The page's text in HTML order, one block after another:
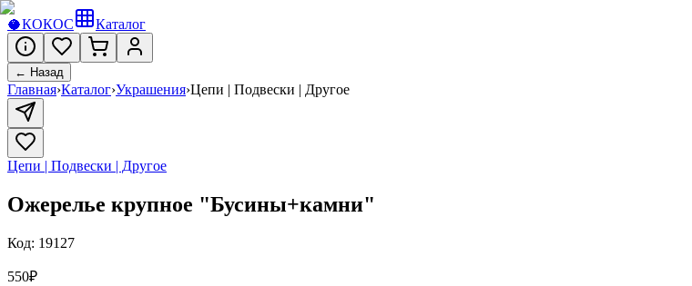
🥥КОКОС Каталог
← Назад
Главная›Каталог›Украшения›Цепи | Подвески | Другое
Цепи | Подвески | Другое
Ожерелье крупное "Бусины+камни"
Код: 19127
550₽